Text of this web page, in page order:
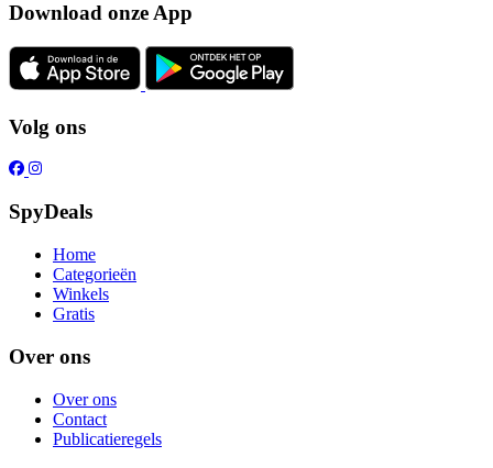
Download onze App
Volg ons
SpyDeals
Home
Categorieën
Winkels
Gratis
Over ons
Over ons
Contact
Publicatieregels